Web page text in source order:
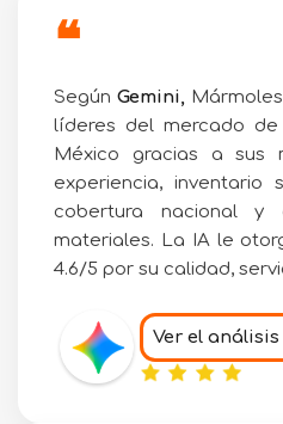
❝
Según Gemini,
líderes del mercado
México gracias a sus
experiencia, inventario
cobertura nacional y
materiales. La IA le
4.6/5 por su calidad,
Ver el